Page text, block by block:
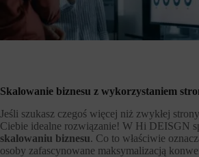
Skalowanie biznesu z wykorzystaniem
Jeśli szukasz czegoś więcej niż zwykłej
Ciebie idealne rozwiązanie! W Hi DEISGN
skalowaniu biznesu. Co to właściwie
osoby zafascynowane maksymalizacją